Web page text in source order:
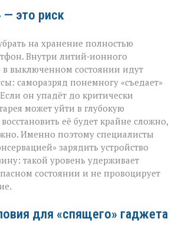
это риск
на хранение полностью
Внутри литий‑ионного
в выключенном состоянии идут
саморазряд понемногу «съедает»
он упадёт до критически
может уйти в глубокую
её будет крайне сложно,
Именно поэтому специалисты
зарядить устройство
такой уровень удерживает
состоянии и не провоцирует
для «спящего» гаджета